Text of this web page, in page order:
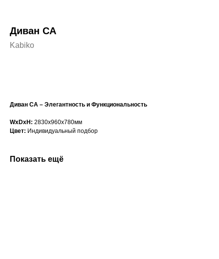
Диван CA
Kabiko
Диван CA – Элегантность и Функциональность
WxDxH: 2830x960x780мм
Цвет: Индивидуальный подбор
Показать ещё